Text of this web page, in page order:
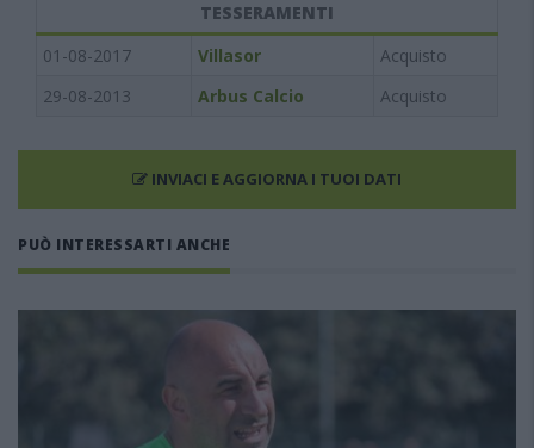
TESSERAMENTI
01-08-2017
Villasor
Acquisto
29-08-2013
Arbus Calcio Acquisto
INVIACI E AGGIORNA I TUOI DATI
PUÒ INTERESSARTI ANCHE